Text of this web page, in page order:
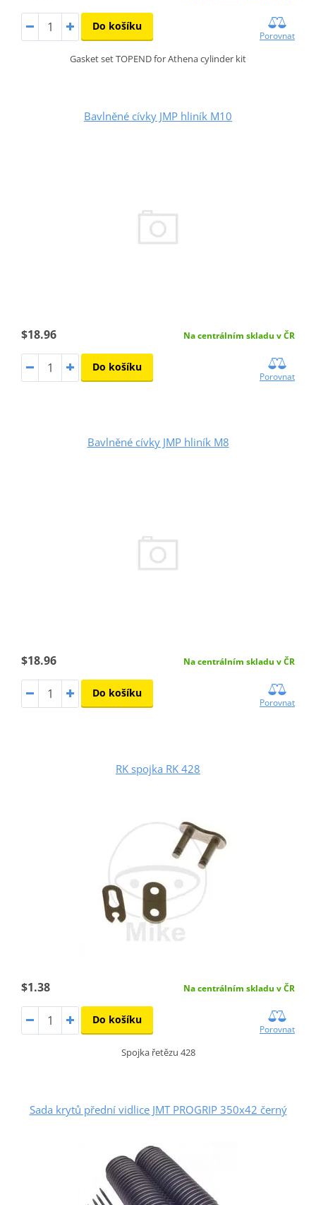
Do košíku
Porovnat
Gasket set TOPEND for Athena cylinder kit
Bavlněné cívky JMP hliník M10
$18.96 Na centrálním skladu v ČR
Do košíku
Porovnat
Bavlněné cívky JMP hliník M8
$18.96 Na centrálním skladu v ČR
Do košíku
Porovnat
RK spojka RK 428
$1.38 Na centrálním skladu v ČR
Do košíku
Porovnat
Spojka řetězu 428
Sada krytů přední vidlice JMT PROGRIP 350x42 černý